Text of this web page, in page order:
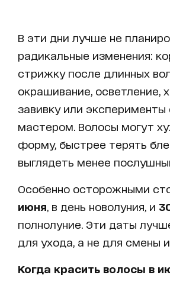
В эти дни лучше не
радикальные изменения:
стрижку после длинных
окрашивание, осветление,
завивку или эксперименты
мастером. Волосы могут
форму, быстрее терять
выглядеть менее
Особенно осторожными
июня , в день новолуния, и
полнолуние. Эти даты
для ухода, а не для смены
Когда красить волосы в